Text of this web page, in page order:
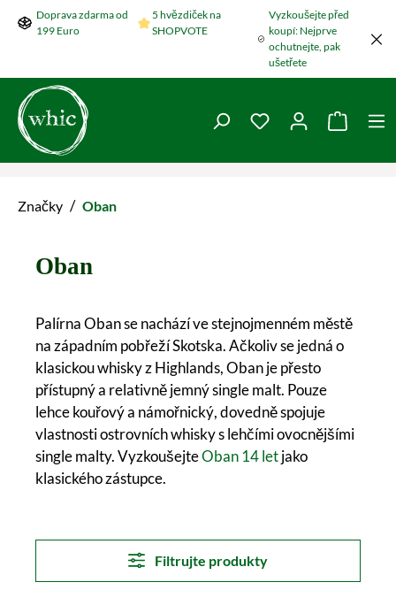
Přeskočit na hlavní obsah
Doprava zdarma od
199 Euro
5 hvězdiček na
SHOPVOTE
Vyzkoušejte před
koupí: Nejprve
ochutnejte, pak
ušetřete
Máte 0 položky v
Značky / Oban
Oban
Palírna Oban se nachází ve stejnojmenném městě
na západním pobřeží Skotska. Ačkoliv se jedná o
klasickou whisky z Highlands, Oban je přesto
přístupný a relativně jemný single malt. Pouze
lehce kouřový a námořnický, dovedně spojuje
vlastnosti ostrovních whisky s lehčími ovocnějšími
single malty. VyzkoušejteOban 14 letjako
klasického zástupce.
Filtrujte produkty